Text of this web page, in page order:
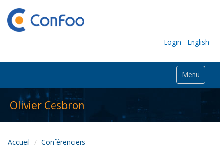
Login English
Menu
Olivier Cesbron
Accueil Conférenciers